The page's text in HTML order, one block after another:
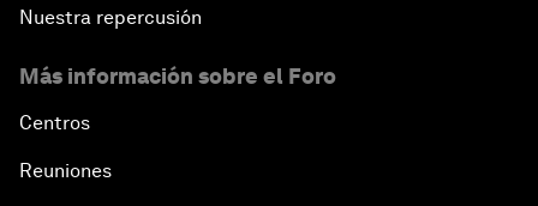
Nuestra repercusión
Más información sobre el Foro
Centros
Reuniones